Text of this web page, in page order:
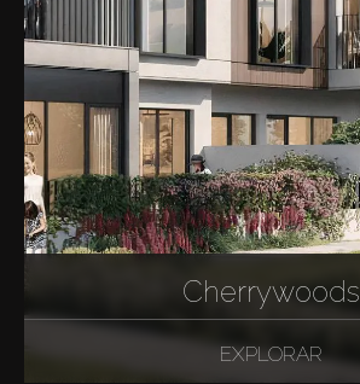
Cherrywoods
EXPLORAR